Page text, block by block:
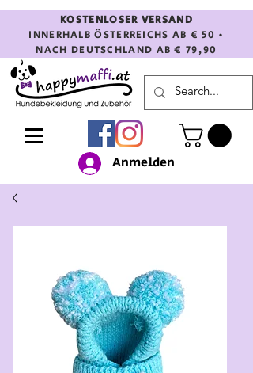
KOSTENLOSER VERSAND
INNERHALB ÖSTERREICHS AB € 50 •
NACH DEUTSCHLAND AB € 79,90
Anmelden